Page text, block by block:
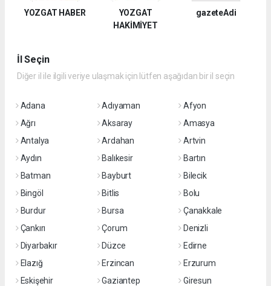
YOZGAT HABER
YOZGAT
HAKİMİYET
gazeteAdi
İl Seçin
Diğer il ile ilgili veriye ulaşmak için lütfen aşağıdan bir il seçin
Adana Adıyaman
Afyon
Ağrı
Aksaray
Amasya
Antalya
Ardahan
Artvin
Aydın
Balıkesir
Bartın
Batman
Bayburt
Bilecik
Bingöl
Bitlis
Bolu
Burdur
Bursa
Çanakkale
Çankırı
Çorum
Denizli
Diyarbakır
Düzce
Edirne
Elazığ
Erzincan
Erzurum
Eskişehir
Gaziantep
Giresun